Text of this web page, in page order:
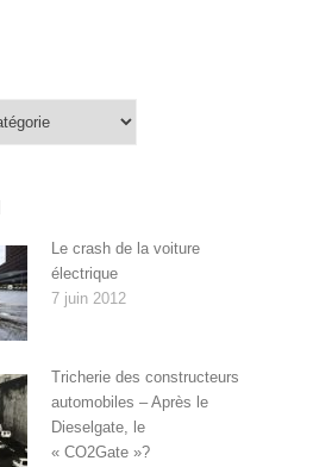
Le crash de la voiture
électrique
7 juin 2012
Tricherie des constructeurs
automobiles – Après le
Dieselgate, le
« CO2Gate »?